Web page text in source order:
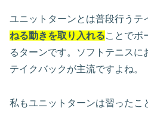
ユニットターンとは普段行うテ
ねる動きを取り入れることでボ
るターンです。ソフトテニスに
テイクバックが主流ですよね。
私もユニットターンは習ったこ